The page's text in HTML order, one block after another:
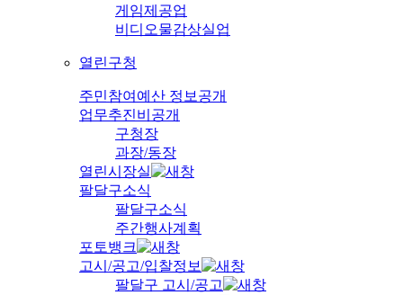
게임제공업
비디오물감상실업
열린구청
주민참여예산 정보공개
업무추진비공개
구청장
과장/동장
열린시장실
팔달구소식
팔달구소식
주간행사계획
포토뱅크
고시/공고/입찰정보
팔달구 고시/공고